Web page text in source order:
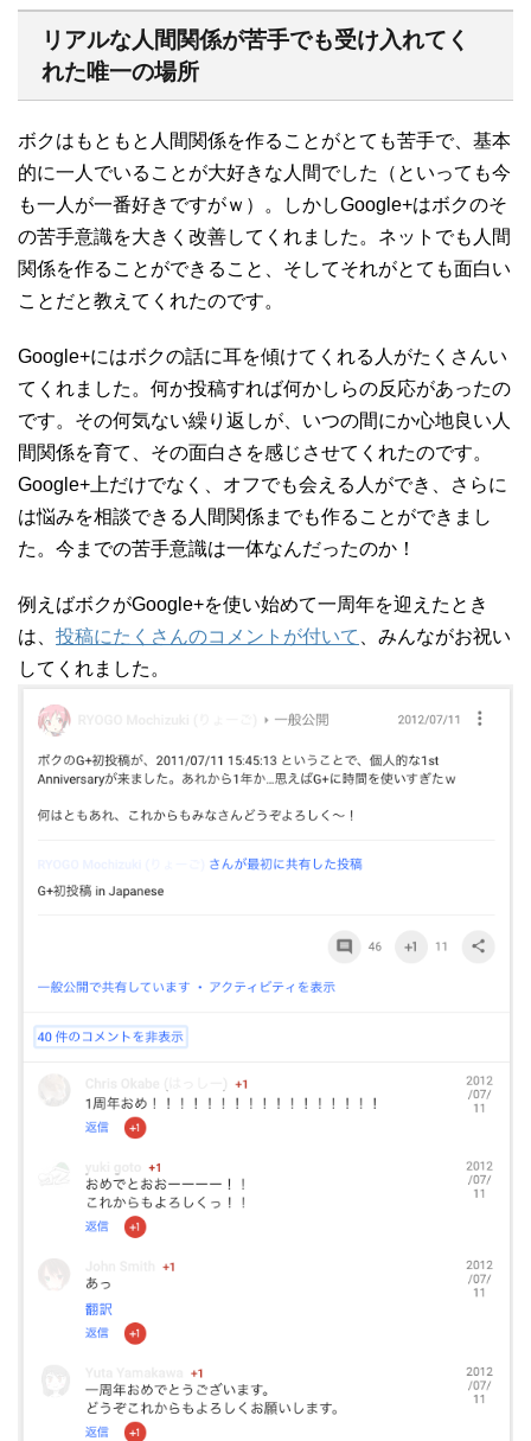
リアルな人間関係が苦手でも受け入れてく
れた唯一の場所
ボクはもともと人間関係を作ることがとても苦手で、基本
的に一人でいることが大好きな人間でした（といっても今
も一人が一番好きですがｗ）。しかしGoogle+はボクのそ
の苦手意識を大きく改善してくれました。ネットでも人間
関係を作ることができること、そしてそれがとても面白い
ことだと教えてくれたのです。
Google+にはボクの話に耳を傾けてくれる人がたくさんい
てくれました。何か投稿すれば何かしらの反応があったの
です。その何気ない繰り返しが、いつの間にか心地良い人
間関係を育て、その面白さを感じさせてくれたのです。
Google+上だけでなく、オフでも会える人ができ、さらに
は悩みを相談できる人間関係までも作ることができまし
た。今までの苦手意識は一体なんだったのか！
例えばボクがGoogle+を使い始めて一周年を迎えたとき
は、 投稿にたくさんのコメントが付いて
、みんながお祝い
してくれました。